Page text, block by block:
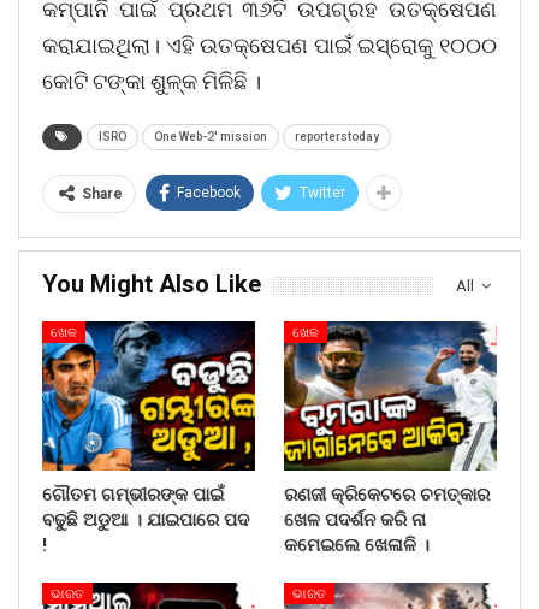
କମ୍ପାନି ପାଇଁ ପ୍ରଥମ ୩୬ଟି ଉପଗ୍ରହ ଉତକ୍ଷେପଣ
କରାଯାଇଥିଲା। ଏହି ଉତକ୍ଷେପଣ ପାଇଁ ଇସ୍ରୋକୁ ୧୦୦୦
କୋଟି ଟଙ୍କା ଶୁଳ୍କ ମିଳିଛି ।
ISRO One Web-2' mission reporterstoday
Share Facebook Twitter
All
You Might Also Like
ଖେଳ
ଗୌତମ ଗମ୍ଭୀରଙ୍କ ପାଇଁ
ବଢୁଛି ଅଡୁଆ । ଯାଇପାରେ ପଦ
!
ଖେଳ
ରଣଜୀ କ୍ରିକେଟରେ ଚମତ୍କାର
ଖେଳ ପଦର୍ଶନ କରି ନା
କମେଇଲେ ଖେଳାଳି ।
ଭାରତ ଭାରତ